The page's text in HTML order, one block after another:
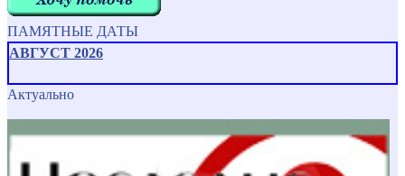
ПАМЯТНЫЕ ДАТЫ
АВГУСТ 2026
Актуально